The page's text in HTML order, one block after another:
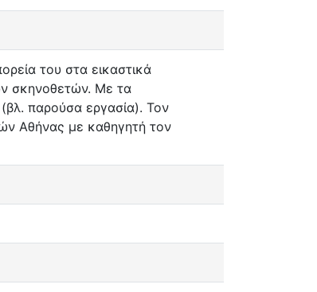
του στα εικαστικά
σκηνοθετών. Με τα
παρούσα εργασία). Τον
Αθήνας με καθηγητή τον